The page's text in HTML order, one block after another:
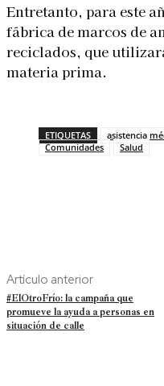
Entretanto, para este
fábrica de marcos de
reciclados, que
materia prima.
ETIQUETAS asistencia
Comunidades
Salud
Artículo anterior
#ElOtroFrío: la campaña que
promueve la ayuda a personas en
situación de calle